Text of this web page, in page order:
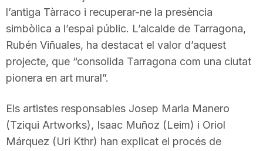
l’antiga Tàrraco i recuperar-ne la presència
simbòlica a l’espai públic. L’alcalde de Tarragona,
Rubén Viñuales, ha destacat el valor d’aquest
projecte, que “consolida Tarragona com una ciutat
pionera en art mural”.
Els artistes responsables Josep Maria Manero
(Tziqui Artworks), Isaac Muñoz (Leim) i Oriol
Márquez (Uri Kthr) han explicat el procés de